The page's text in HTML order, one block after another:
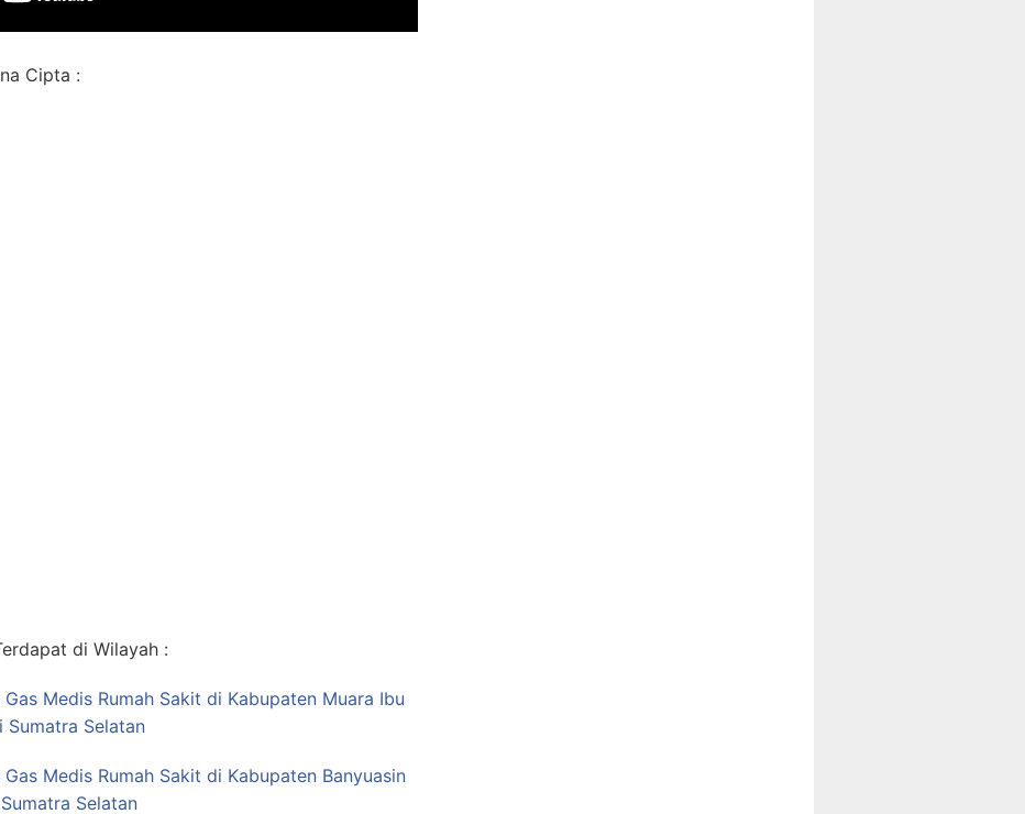
Cipta :
di Wilayah :
Medis Rumah Sakit di Kabupaten Muara Ibu
Sumatra Selatan
Medis Rumah Sakit di Kabupaten Banyuasin
Selatan